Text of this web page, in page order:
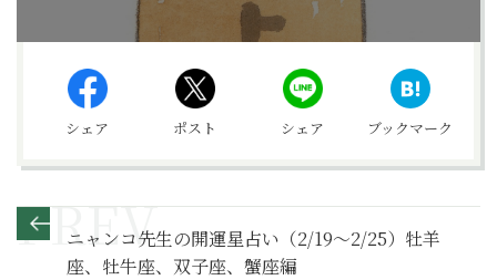
シェア ポスト シェア ブックマーク
ニャンコ先生の開運星占い（2/19～2/25）牡羊
座、牡牛座、双子座、蟹座編